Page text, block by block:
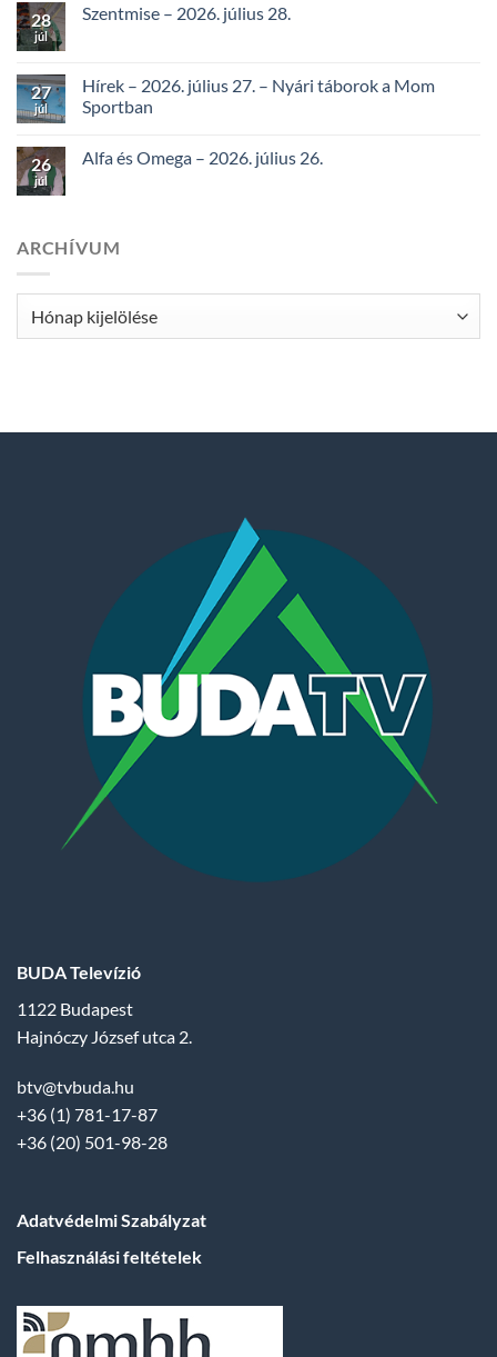
28
júl
Szentmise – 2026. július 28.
27
júl
Hírek – 2026. július 27. – Nyári táborok a Mom
Sportban
26
júl
Alfa és Omega – 2026. július 26.
ARCHÍVUM
BUDA Televízió
1122 Budapest
Hajnóczy József utca 2.
btv@tvbuda.hu
+36 (1) 781-17-87
+36 (20) 501-98-28
Adatvédelmi Szabályzat
Felhasználási feltételek